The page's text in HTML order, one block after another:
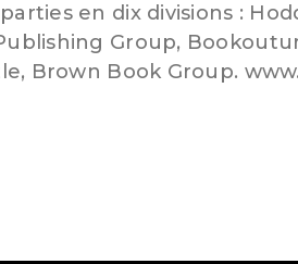
en dix divisions :
Group,
Brown Book Group.